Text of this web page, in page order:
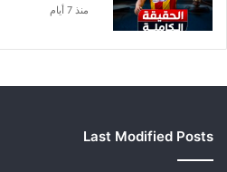
منذ 7 أيام
Last Modified Posts